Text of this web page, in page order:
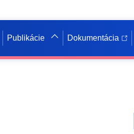
Publikácie Dokumentácia